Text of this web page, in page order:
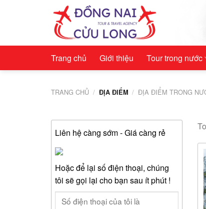
Trang chủ Giới thiệu Tour trong nước
TRANG CHỦ / ĐỊA ĐIỂM / ĐỊA ĐIỂM TRONG
Liên hệ càng sớm - Giá càng rẻ
Hoặc để lại số điện thoại, chúng
tôi sẽ gọi lại cho bạn sau ít phút !